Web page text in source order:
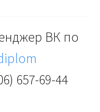
ВК по
657-69-44